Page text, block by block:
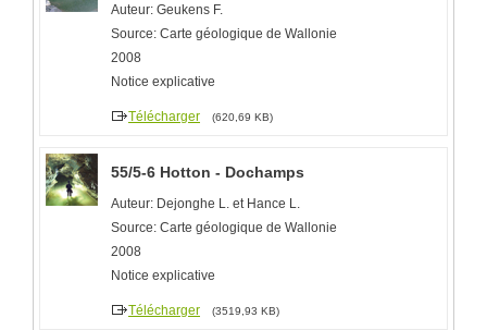
Auteur: Geukens F.
Source: Carte géologique de Wallonie
2008
Notice explicative
Télécharger (620,69 KB)
55/5-6 Hotton - Dochamps
Auteur: Dejonghe L. et Hance L.
Source: Carte géologique de Wallonie
2008
Notice explicative
Télécharger (3519,93 KB)